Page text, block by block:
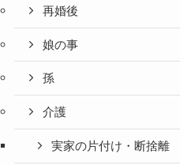
再婚後
娘の事
孫
介護
実家の片付け・断捨離